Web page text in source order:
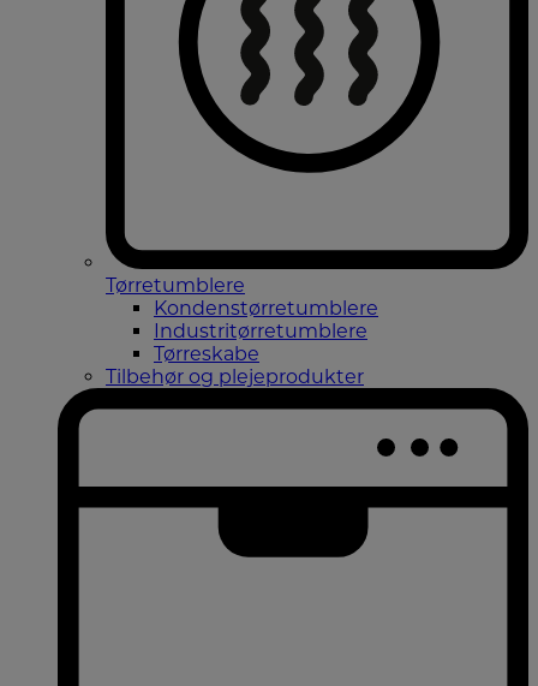
Tørretumblere
Kondenstørretumblere
Industritørretumblere
Tørreskabe
Tilbehør og plejeprodukter